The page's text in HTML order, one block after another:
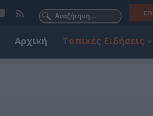
Αρχική Τοπικές Ειδήσεις